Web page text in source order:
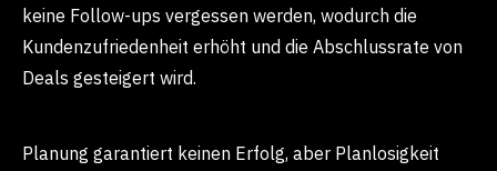
keine Follow-ups vergessen werden, wodurch die
Kundenzufriedenheit erhöht und die Abschlussrate von
Deals gesteigert wird.
Planung garantiert keinen Erfolg, aber Planlosigkeit